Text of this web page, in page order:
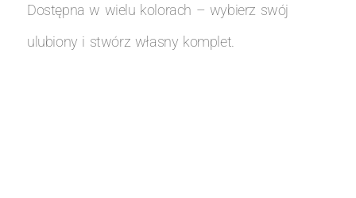
Dostępna w wielu kolorach – wybierz swój
ulubiony i stwórz własny komplet.